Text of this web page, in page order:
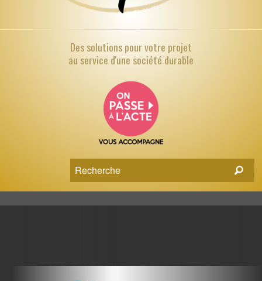
Des solutions pourvotre projet
au service d'une société durable